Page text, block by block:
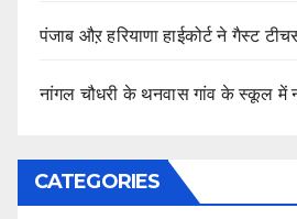
पंजाब औऱ हरियाणा हाईकोर्ट ने गैस्ट
नांगल चौधरी के थनवास गांव के स्कूल में
CATEGORIES